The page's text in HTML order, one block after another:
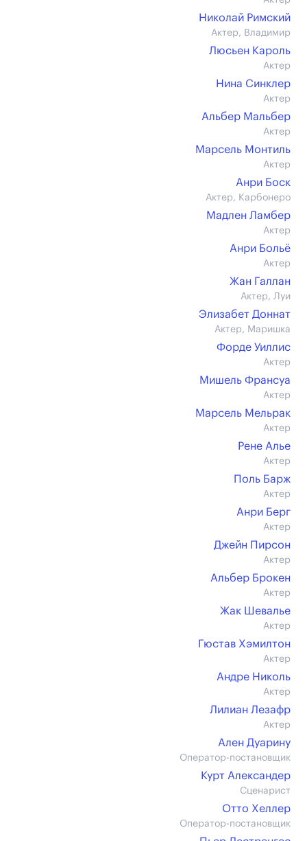
Николай Римский
Актер, Владимир
Люсьен Кароль
Актер
Нина Синклер
Актер
Альбер Мальбер
Актер
Марсель Монтиль
Актер
Анри Боск
Актер, Карбонеро
Мадлен Ламбер
Актер
Анри Больё
Актер
Жан Галлан
Актер, Луи
Элизабет Доннат
Актер, Маришка
Форде Уиллис
Актер
Мишель Франсуа
Актер
Марсель Мельрак
Актер
Рене Алье
Актер
Поль Барж
Актер
Анри Берг
Актер
Джейн Пирсон
Актер
Альбер Брокен
Актер
Жак Шевалье
Актер
Гюстав Хэмилтон
Актер
Андре Николь
Актер
Лилиан Лезафр
Актер
Ален Дуарину
Оператор-постановщик
Курт Александер
Сценарист
Отто Хеллер
Оператор-постановщик